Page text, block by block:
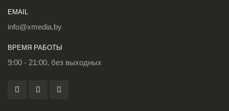
EMAIL
info@xmedia.by
ВРЕМЯ РАБОТЫ
9:00 - 21:00, без выходных